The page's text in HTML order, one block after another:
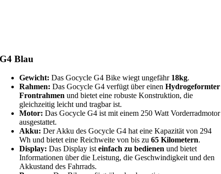
G4 Blau
Gewicht: Das Gocycle G4 Bike wiegt ungefähr 18kg.
Rahmen: Das Gocycle G4 verfügt über einenHydrogeformter
Frontrahmenund bietet eine robuste Konstruktion, die
gleichzeitig leicht und tragbar ist.
Motor: Das Gocycle G4 ist mit einem 250 Watt Vorderradmotor
ausgestattet.
Akku: Der Akku des Gocycle G4 hat eine Kapazität von 294
Wh und bietet eine Reichweite von bis zu65 Kilometern.
Display: Das Display isteinfach zu bedienen und bietet
Informationen über die Leistung, die Geschwindigkeit und den
Akkustand des Fahrrads.